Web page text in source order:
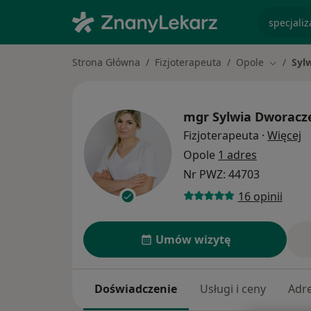
Strona Główna Fizjoterapeuta Opole Zmień
mgr Sylwia
Fizjoterapeuta · Więcej
Opole 1 adres
Nr PWZ: 44703
16 opinii
Umów wizytę
Doświadczenie Usługi i ceny